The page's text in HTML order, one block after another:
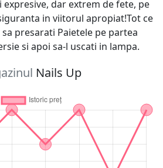
dar extrem de fete, pe
in viitorul apropiat!Tot ce
presarati Paietele pe partea
si apoi sa-l uscati in lampa.
Nails Up